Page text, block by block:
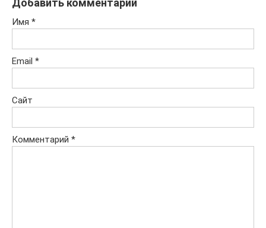
Добавить комментарий
Имя *
Email *
Сайт
Комментарий *